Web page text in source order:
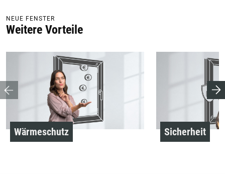
NEUE FENSTER
Weitere Vorteile
Wärmeschutz Sicherheit